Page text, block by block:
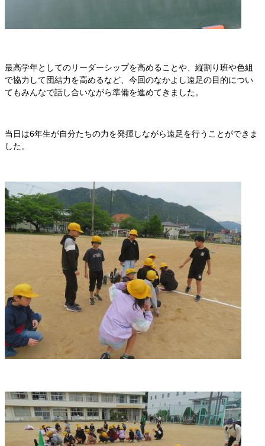
最高学年としてのリーダーシップを高めることや、縦割り班や色組
で協力して団結力を高めるなど、今回のなかよし遠足の目的につい
てもみんなで話し合いながら準備を進めてきました。
当日は6年生が自分たちの力を発揮しながら遠足を行うことができま
した。